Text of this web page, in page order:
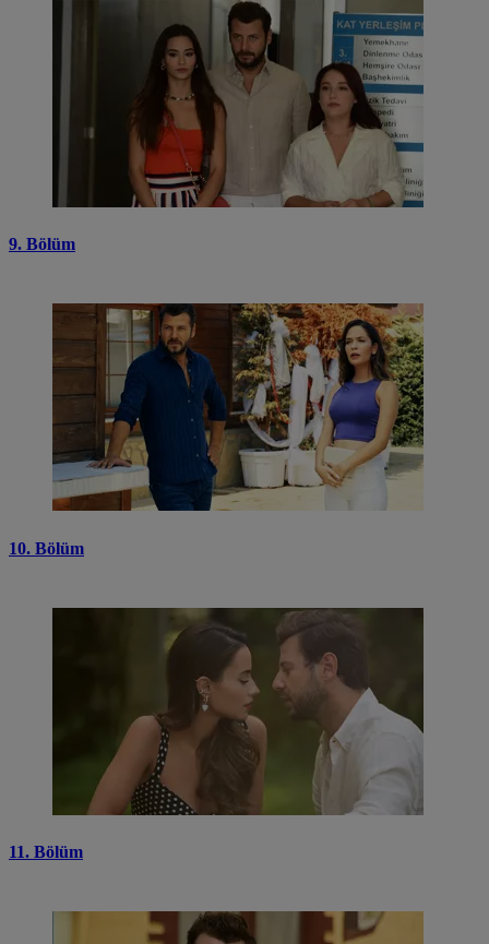
9. Bölüm
10. Bölüm
11. Bölüm